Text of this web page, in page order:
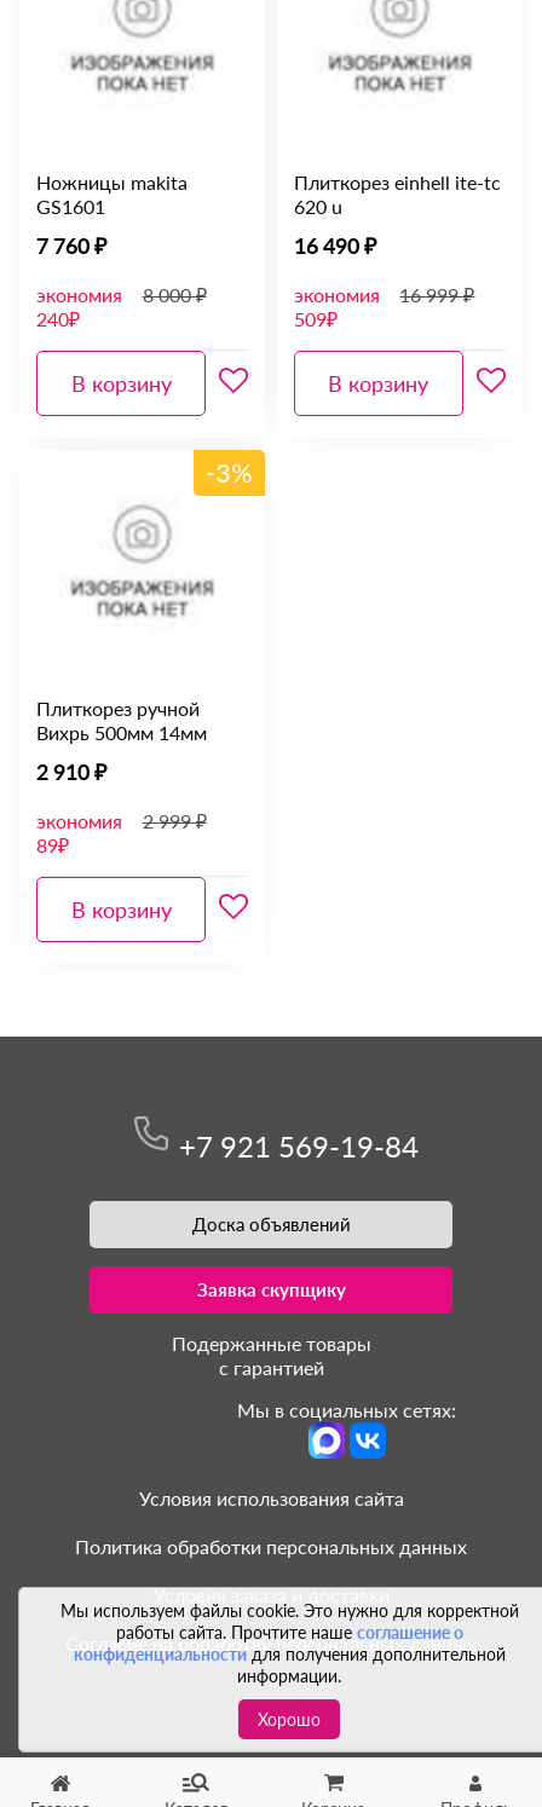
Ножницы makita
GS1601
7 760 ₽
экономия
240₽
8 000 ₽
В корзину
Плиткорез einhell ite-tc
620 u
16 490 ₽
экономия
509₽
16 999 ₽
В корзину
-3%
Плиткорез ручной
Вихрь 500мм 14мм
2 910 ₽
экономия
89₽
2 999 ₽
В корзину
Мы используем файлы cookie. Это нужно для корректной
работы сайта. Прочтите наше соглашение о
конфиденциальностидля получения дополнительной
информации.
Хорошо
+7 921 569-19-84
Доска объявлений
Заявка скупщику
Подержанные товары
с гарантией
Мы в социальных сетях:
Условия использования сайта
Политика обработки персональных данных
Условия заказа и доставки
Согласие на обработку персональных данных